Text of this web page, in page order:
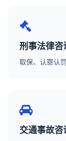
刑事法律咨
取保、认罪认
交通事故咨